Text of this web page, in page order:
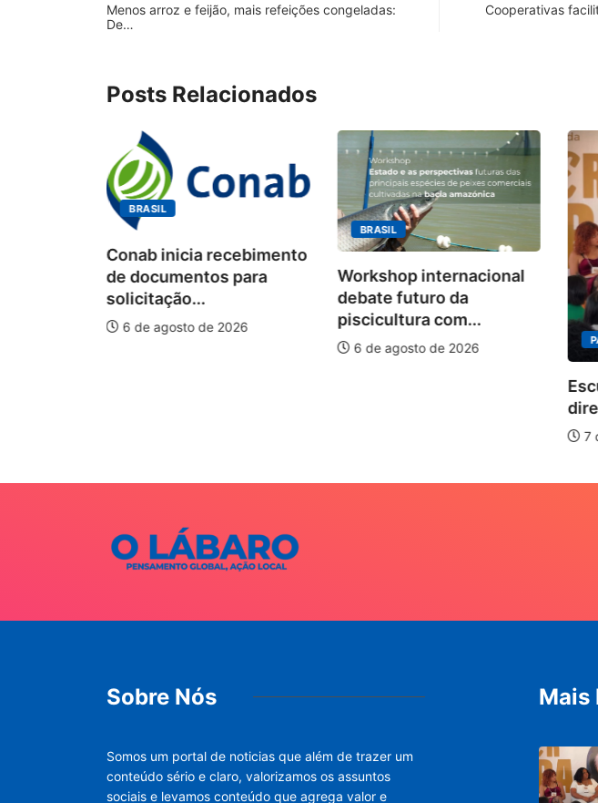
Menos arroz e feijão, mais refeições congeladas:
De…
Cooperativas
Posts Relacionados
BRASIL
Conab inicia recebimento
de documentos para
solicitação...
6 de agosto de 2026
BRASIL
Workshop internacional
debate futuro da
piscicultura com...
6 de agosto de 2026
7
Sobre Nós
Somos um portal de noticias que além de trazer um
conteúdo sério e claro, valorizamos os assuntos
sociais e levamos conteúdo que agrega valor e
Mais